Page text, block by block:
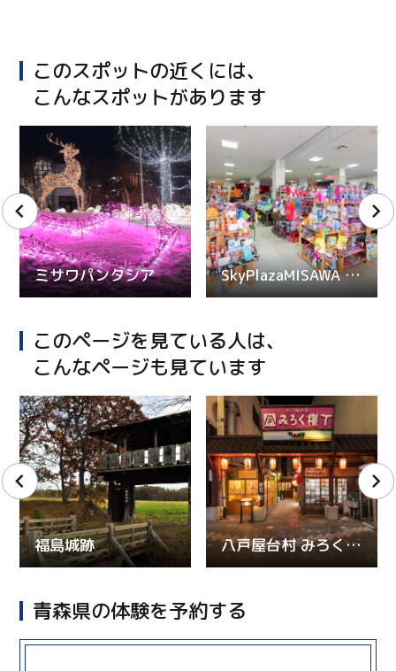
このスポットの近くには、
こんなスポットがあります
ミサワパンタシア SkyPlazaMISAWA （スカイプラザミサワ）
このページを見ている人は、
こんなページも見ています
福島城跡 八戸屋台村 みろく横丁
青森県の体験を予約する
more